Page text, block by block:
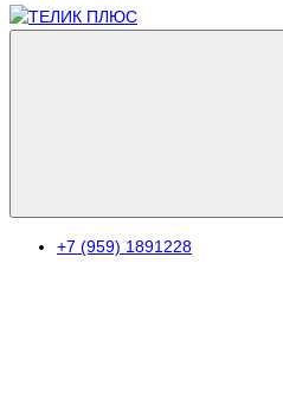
+7 (959) 1891228